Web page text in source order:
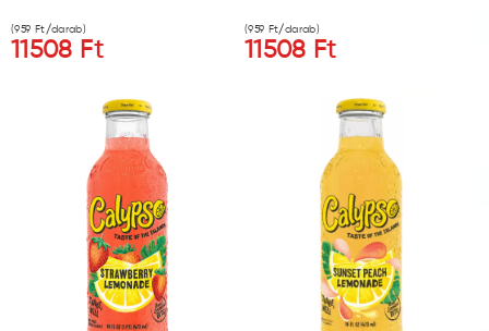
(959 Ft/darab)
11508 Ft
(959 Ft/darab)
11508 Ft